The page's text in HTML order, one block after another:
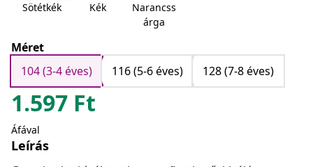
Sötétkék Kék
Narancss
árga
Méret
104 (3-4 éves)
116 (5-6 éves) 128 (7-8 éves)
1.597 Ft
Áfával
Leírás